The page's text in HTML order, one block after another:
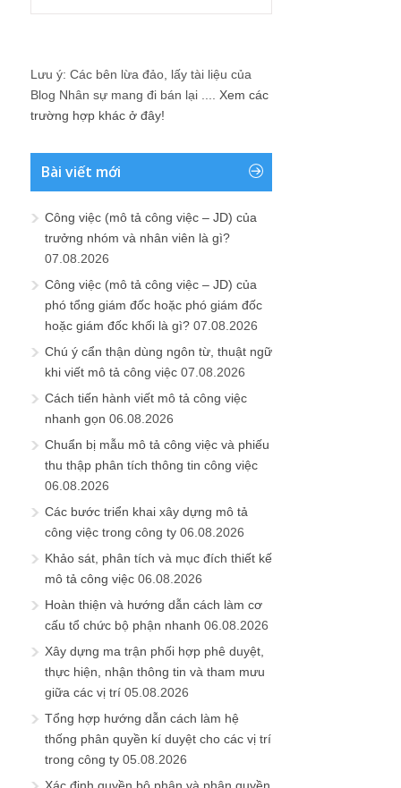
Lưu ý: Các bên lừa đảo, lấy tài liệu của
Blog Nhân sự mang đi bán lại .... Xem các
trường hợp khác ở đây!
Bài viết mới
Công việc (mô tả công việc – JD) của
trưởng nhóm và nhân viên là gì?
07.08.2026
Công việc (mô tả công việc – JD) của
phó tổng giám đốc hoặc phó giám đốc
hoặc giám đốc khối là gì? 07.08.2026
Chú ý cẩn thận dùng ngôn từ, thuật ngữ
khi viết mô tả công việc 07.08.2026
Cách tiến hành viết mô tả công việc
nhanh gọn 06.08.2026
Chuẩn bị mẫu mô tả công việc và phiếu
thu thập phân tích thông tin công việc
06.08.2026
Các bước triển khai xây dựng mô tả
công việc trong công ty 06.08.2026
Khảo sát, phân tích và mục đích thiết kế
mô tả công việc 06.08.2026
Hoàn thiện và hướng dẫn cách làm cơ
cấu tổ chức bộ phận nhanh 06.08.2026
Xây dựng ma trận phối hợp phê duyệt,
thực hiện, nhận thông tin và tham mưu
giữa các vị trí 05.08.2026
Tổng hợp hướng dẫn cách làm hệ
thống phân quyền kí duyệt cho các vị trí
trong công ty 05.08.2026